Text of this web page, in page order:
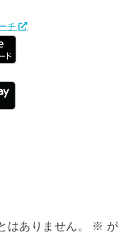
チ
はありません。 ※ が